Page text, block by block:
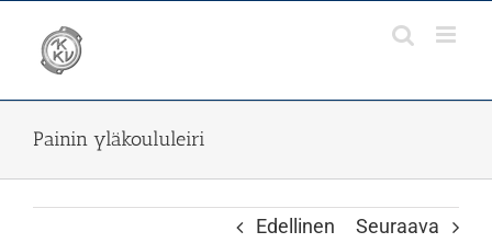
content
Painin yläkoululeiri
Edellinen Seuraava